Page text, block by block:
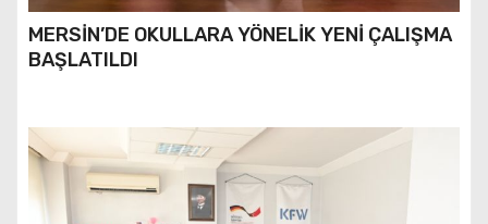
MERSİN’DE OKULLARA YÖNELİK YENİ ÇALIŞMA
BAŞLATILDI